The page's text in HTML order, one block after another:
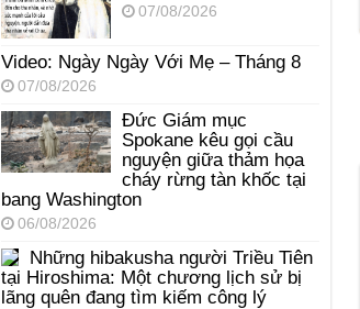
07/08/2026
Video: Ngày Ngày Với Mẹ – Tháng 8
07/08/2026
Đức Giám mục
Spokane kêu gọi cầu
nguyện giữa thảm họa
cháy rừng tàn khốc tại
bang Washington
06/08/2026
Những hibakusha người Triều Tiên
tại Hiroshima: Một chương lịch sử bị
lãng quên đang tìm kiếm công lý